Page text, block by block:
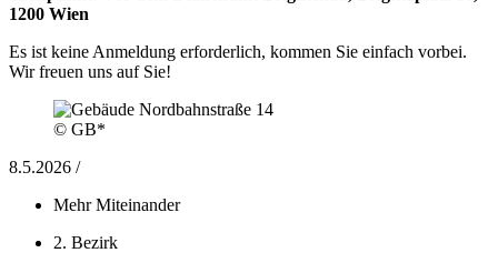
1200 Wien
Es ist keine Anmeldung erforderlich, kommen Sie einfach vorbei.
Wir freuen uns auf Sie!
© GB*
8.5.2026 /
Mehr Miteinander
2. Bezirk